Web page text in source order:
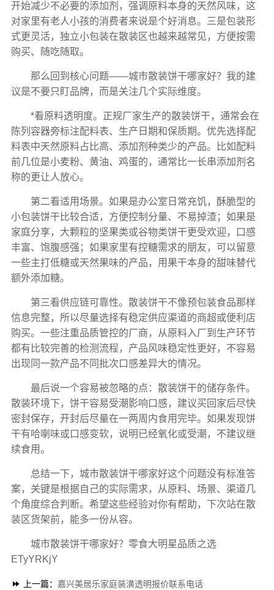
开始减少不必要的添加剂，强调原料本身的天然风味，这
对家里有老人小孩的消费者来说是个好消息。三是包装形
式更灵活，独立小包装在散装区也越来越常见，方便按需
购买、随吃随取。
那么回到核心问题——城市散装饼干哪家好？我的建
议是不要只盯品牌，而是关注几个实际维度。
*看原料透明度。正规厂家生产的散装饼干，通常会在
陈列容器旁标注配料表、生产日期和保质期。优先选择配
料表中天然原料占比高、添加剂种类少的产品。比如配料
前几位是小麦粉、黄油、鸡蛋的，通常比一长串添加剂名
称的更让人放心。
第二看适用场景。如果是办公室日常充饥，酥脆型的
小包装饼干比较合适，方便控制分量、不易掉渣；如果是
家庭分享，大颗粒的坚果类或谷物类饼干更受欢迎，口感
丰富、饱腹感强；如果家里有控糖需求的朋友，可以留意
一些主打低糖或天然果味的产品，用果干本身的甜味替代
额外添加糖。
第三看供应链可靠性。散装饼干不像预包装食品那样
信息完整，所以尽量选择有稳定供应渠道的商超或便利店
购买。一些注重品质管控的厂商，从原料入厂到生产环节
都有比较完善的检测流程，产品风味稳定性更好，不容易
出现同一款产品不同批次口感差异大的情况。
最后说一个容易被忽略的点：散装饼干的储存条件。
散装环境下，饼干容易受潮影响口感，建议买回家后尽快
密封保存，开封后尽量在一两周内食用完毕。如果发现饼
干有哈喇味或口感变软，说明已经氧化或受潮，不建议继
续食用。
总结一下，城市散装饼干哪家好这个问题没有标准答
案，关键是根据自己的实际需求，从原料、场景、渠道几
个角度综合判断。希望这些经验对你有帮助，下次站在散
装区货架前，能多一份从容。
城市散装饼干哪家好？零食大明星品质之选
ETyYRKjY
上一篇： 嘉兴美居乐家庭装潢透明报价联系电话